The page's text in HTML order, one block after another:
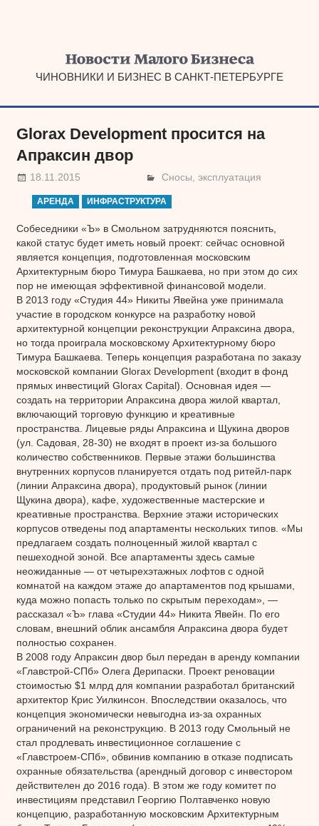
ЧИНОВНИКИ И БИЗНЕС В САНКТ-ПЕТЕРБУРГЕ
Glorax Development просится на
Апраксин двор
18.11.2015 Сносы, эксплуатация
АРЕНДА ИНФРАСТРУКТУРА
Собеседники «Ъ» в Смольном затрудняются пояснить,
какой статус будет иметь новый проект: сейчас основной
является концепция, подготовленная московским
Архитектурным бюро Тимура Башкаева, но при этом до сих
пор не имеющая эффективной финансовой модели.
В 2013 году «Студия 44» Никиты Явейна уже принимала
участие в городском конкурсе на разработку новой
архитектурной концепции реконструкции Апраксина двора,
но тогда проиграла московскому Архитектурному бюро
Тимура Башкаева. Теперь концепция разработана по заказу
московской компании Glorax Development (входит в фонд
прямых инвестиций Glorax Capital). Основная идея —
создать на территории Апраксина двора жилой квартал,
включающий торговую функцию и креативные
пространства. Лицевые ряды Апраксина и Щукина дворов
(ул. Садовая, 28-30) не входят в проект из-за большого
количество собственников. Первые этажи большинства
внутренних корпусов планируется отдать под ритейл-парк
(линии Апраксина двора), продуктовый рынок (линии
Щукина двора), кафе, художественные мастерские и
креативные пространства. Верхние этажи исторических
корпусов отведены под апартаменты нескольких типов. «Мы
предлагаем создать полноценный жилой квартал с
пешеходной зоной. Все апартаменты здесь самые
неожиданные — от четырехэтажных лофтов с одной
комнатой на каждом этаже до апартаментов под крышами,
куда можно попасть только по скрытым переходам», —
рассказал «Ъ» глава «Студии 44» Никита Явейн. По его
словам, внешний облик ансамбля Апраксина двора будет
полностью сохранен.
В 2008 году Апраксин двор был передан в аренду компании
«Главстрой-СПб» Олега Дерипаски. Проект реновации
стоимостью $1 млрд для компании разработал британский
архитектор Крис Уилкинсон. Впоследствии оказалось, что
концепция экономически невыгодна из-за охранных
ограничений на реконструкцию. В 2013 году Смольный не
стал продлевать инвестиционное соглашение с
«Главстроем-СПб», обвинив компанию в отказе подписать
охранные обязательства (арендный договор с инвестором
действителен до 2016 года). В этом же году комитет по
инвестициям представил Георгию Полтавченко новую
концепцию, разработанную московским Архитектурным